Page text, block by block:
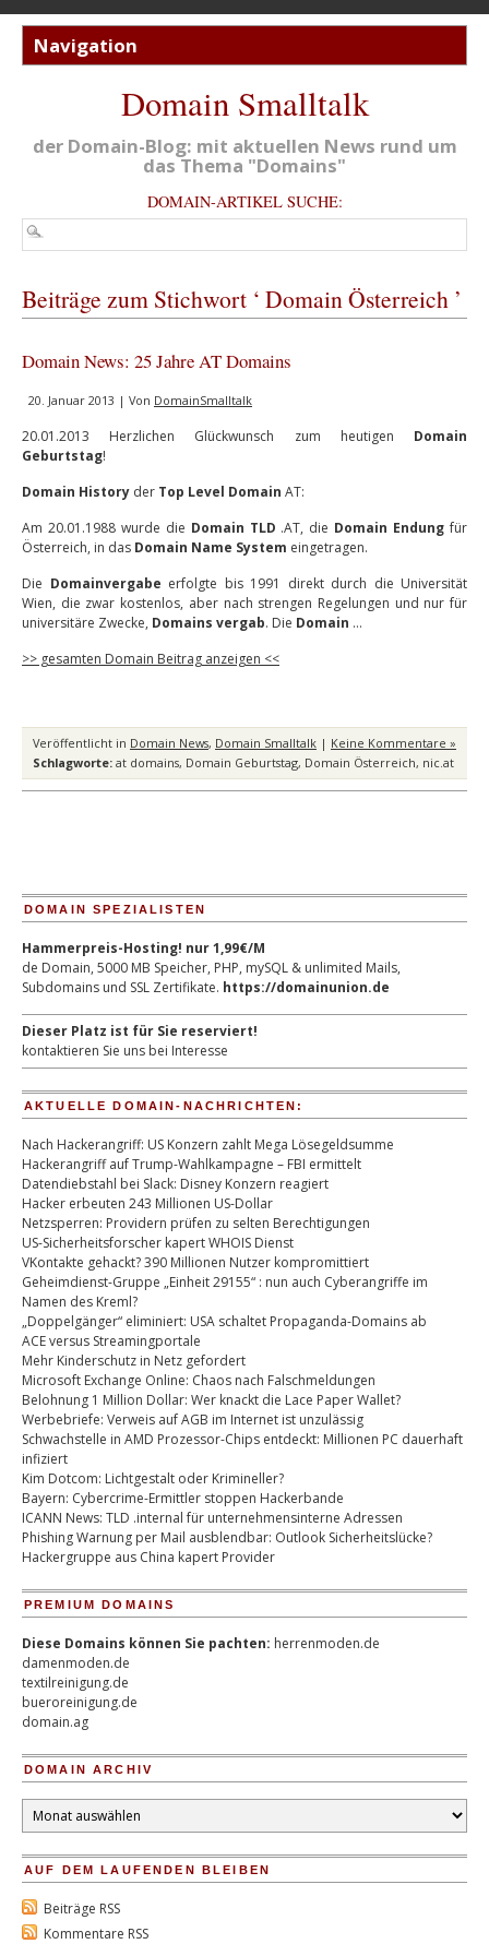
Domain Smalltalk
der Domain-Blog: mit aktuellen News rund um
das Thema "Domains"
DOMAIN-ARTIKEL SUCHE:
Beiträge zum Stichwort ‘ Domain Österreich ’
Domain News: 25 Jahre AT Domains
20. Januar 2013 | Von DomainSmalltalk
20.01.2013 Herzlichen Glückwunsch zum heutigen Domain
Geburtstag!
Domain History der Top Level Domain AT:
Am 20.01.1988 wurde die Domain TLD .AT, die Domain Endung für
Österreich, in das Domain Name System eingetragen.
Die Domainvergabe erfolgte bis 1991 direkt durch die Universität
Wien, die zwar kostenlos, aber nach strengen Regelungen und nur für
universitäre Zwecke, Domains vergab. Die Domain …
>> gesamten Domain Beitrag anzeigen <<
Veröffentlicht in Domain News, Domain Smalltalk | Keine Kommentare »
Schlagworte: at domains, Domain Geburtstag, Domain Österreich, nic.at
DOMAIN SPEZIALISTEN
Hammerpreis-Hosting! nur 1,99€/M
de Domain, 5000 MB Speicher, PHP, mySQL & unlimited Mails,
Subdomains und SSL Zertifikate. https://domainunion.de
Dieser Platz ist für Sie reserviert!
kontaktieren Sie uns bei Interesse
AKTUELLE DOMAIN-NACHRICHTEN:
Nach Hackerangriff: US Konzern zahlt Mega Lösegeldsumme
Hackerangriff auf Trump-Wahlkampagne – FBI ermittelt
Datendiebstahl bei Slack: Disney Konzern reagiert
Hacker erbeuten 243 Millionen US-Dollar
Netzsperren: Providern prüfen zu selten Berechtigungen
US-Sicherheitsforscher kapert WHOIS Dienst
VKontakte gehackt? 390 Millionen Nutzer kompromittiert
Geheimdienst-Gruppe „Einheit 29155“ : nun auch Cyberangriffe im
Namen des Kreml?
„Doppelgänger“ eliminiert: USA schaltet Propaganda-Domains ab
ACE versus Streamingportale
Mehr Kinderschutz in Netz gefordert
Microsoft Exchange Online: Chaos nach Falschmeldungen
Belohnung 1 Million Dollar: Wer knackt die Lace Paper Wallet?
Werbebriefe: Verweis auf AGB im Internet ist unzulässig
Schwachstelle in AMD Prozessor-Chips entdeckt: Millionen PC dauerhaft
infiziert
Kim Dotcom: Lichtgestalt oder Krimineller?
Bayern: Cybercrime-Ermittler stoppen Hackerbande
ICANN News: TLD .internal für unternehmensinterne Adressen
Phishing Warnung per Mail ausblendbar: Outlook Sicherheitslücke?
Hackergruppe aus China kapert Provider
PREMIUM DOMAINS
Diese Domains können Sie pachten: herrenmoden.de
damenmoden.de
textilreinigung.de
bueroreinigung.de
domain.ag
DOMAIN ARCHIV
Domain
Archiv
AUF DEM LAUFENDEN BLEIBEN
Beiträge RSS
Kommentare RSS